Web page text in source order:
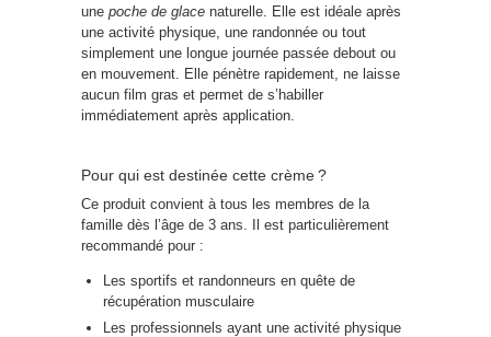
une poche de glace naturelle. Elle est idéale après
une activité physique, une randonnée ou tout
simplement une longue journée passée debout ou
en mouvement. Elle pénètre rapidement, ne laisse
aucun film gras et permet de s’habiller
immédiatement après application.
Pour qui est destinée cette crème ?
Ce produit convient à tous les membres de la
famille dès l’âge de 3 ans. Il est particulièrement
recommandé pour :
Les sportifs et randonneurs en quête de
récupération musculaire
Les professionnels ayant une activité physique